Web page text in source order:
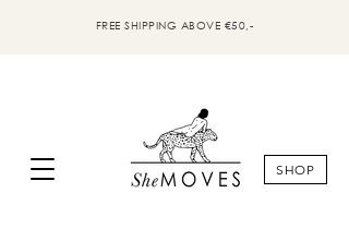
FREE SHIPPING ABOVE €50,-
SHOP